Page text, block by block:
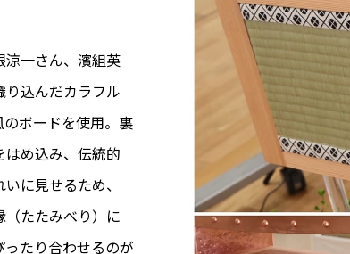
涼一さん、濱組英
込んだカラフル
ボードを使用。裏
め込み、伝統的
に見せるため、
たたみべり）に
たり合わせるのが